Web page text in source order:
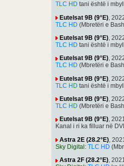
TLC HD tani është i
Eutelsat 9B (9°E) ,
TLC HD (Mbretëri e
Eutelsat 9B (9°E),
TLC HD tani është i
Eutelsat 9B (9°E),
TLC HD (Mbretëri e
Eutelsat 9B (9°E) ,
TLC HD tani është i
Eutelsat 9B (9°E),
TLC HD (Mbretëri e
Eutelsat 9B (9°E),
Kanal i ri ka filluar në
Astra 2E (28.2°E) ,
Sky Digital: TLC HD
Astra 2F (28.2°E),